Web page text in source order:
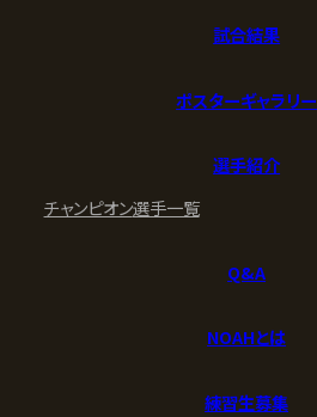
試合結果
ポスターギャラリー
選手紹介
チャンピオン選手一覧
Q&A
NOAHとは
練習生募集